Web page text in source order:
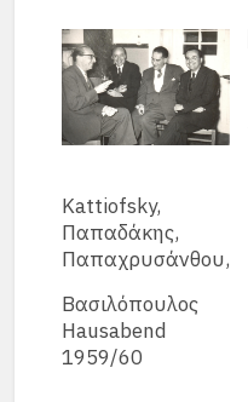
Kattiofsky,
Παπαδάκης,
Παπαχρυσάνθου,
Βασιλόπουλος
Hausabend
1959/60